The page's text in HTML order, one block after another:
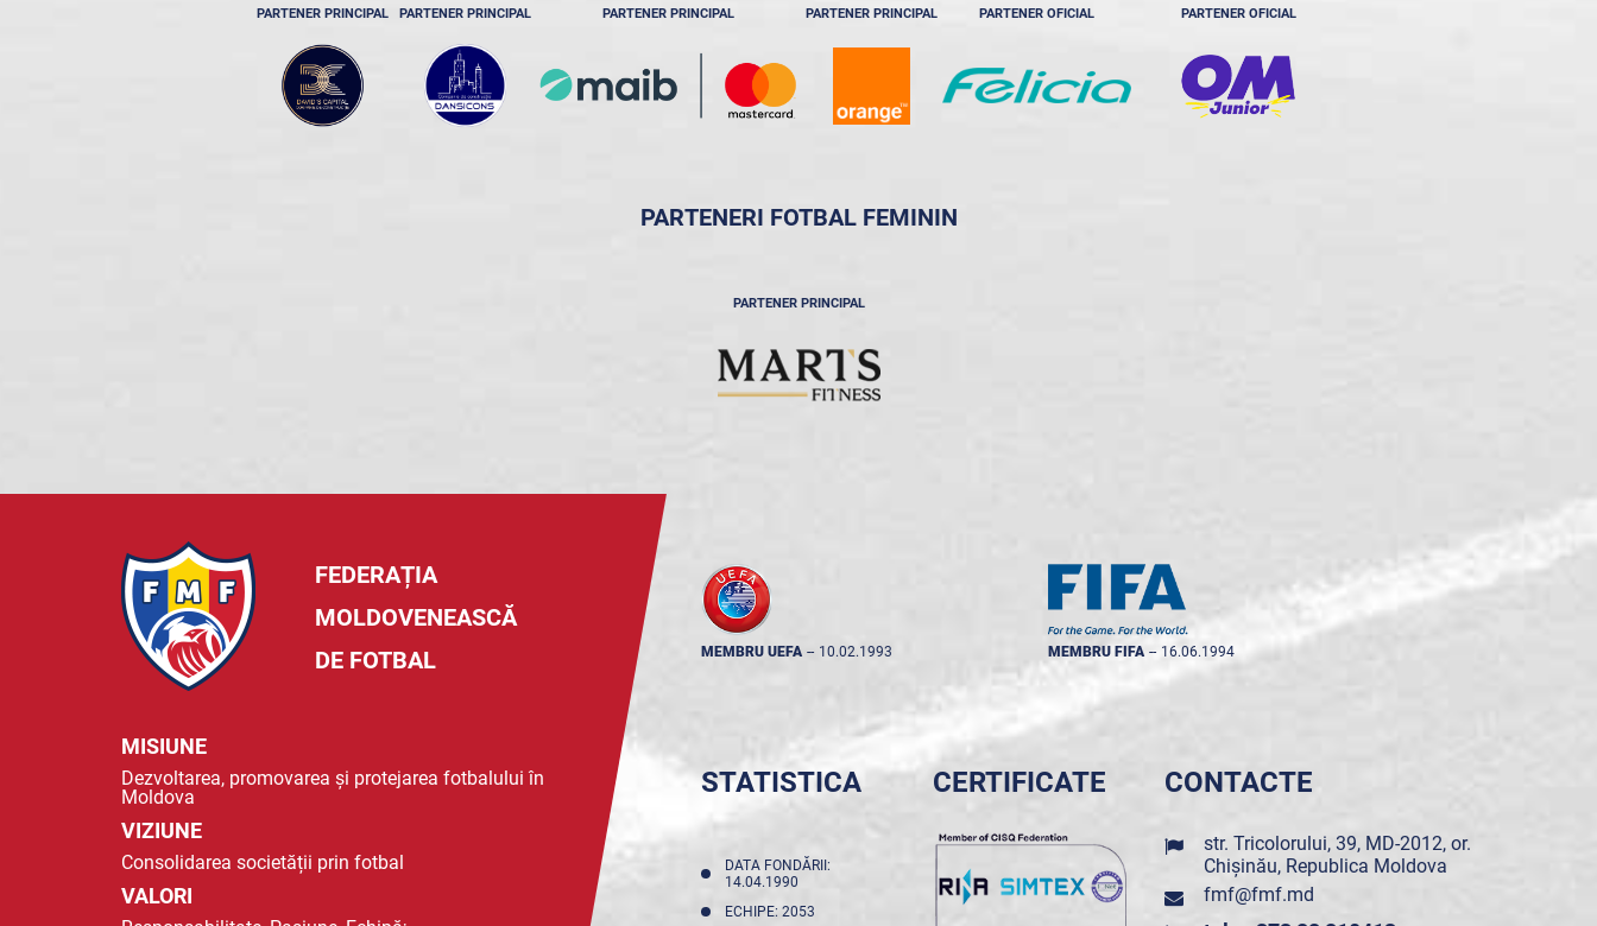
PARTENER PRINCIPAL PARTENER PRINCIPAL PARTENER PRINCIPAL PARTENER PRINCIPAL PARTENER OFICIAL PARTENER OFICIAL
PARTENERI FOTBAL FEMININ
PARTENER PRINCIPAL
FEDERAȚIA
MOLDOVENEASCĂ
DE FOTBAL
MISIUNE
Dezvoltarea, promovarea și protejarea fotbalului în
Moldova
VIZIUNE
Consolidarea societății prin fotbal
VALORI
MEMBRU UEFA -- 10.02.1993 MEMBRU FIFA -- 16.06.1994
STATISTICA
DATA FONDĂRII:
14.04.1990
ECHIPE: 2053
CERTIFICATE CONTACTE
str. Tricolorului, 39, MD-2012, or.
Chișinău, Republica Moldova
fmf@fmf.md